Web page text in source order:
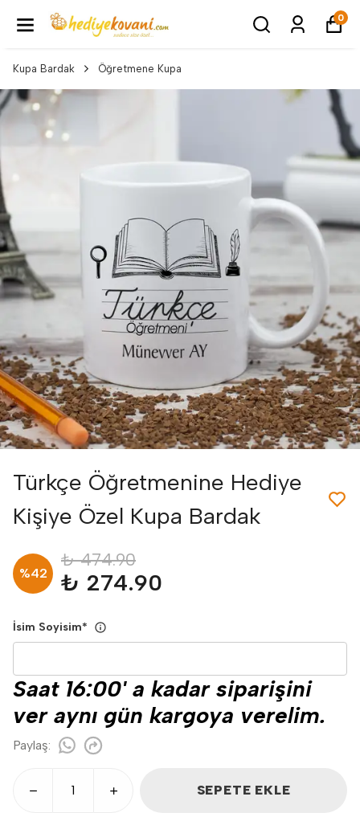
0
Kupa Bardak Öğretmene Kupa
Türkçe Öğretmenine Hediye
Kişiye Özel Kupa Bardak
%42
₺ 474.90
₺ 274.90
İsim Soyisim*
Saat 16:00' a kadar siparişini
ver aynı gün kargoya verelim.
Paylaş:
SEPETE EKLE